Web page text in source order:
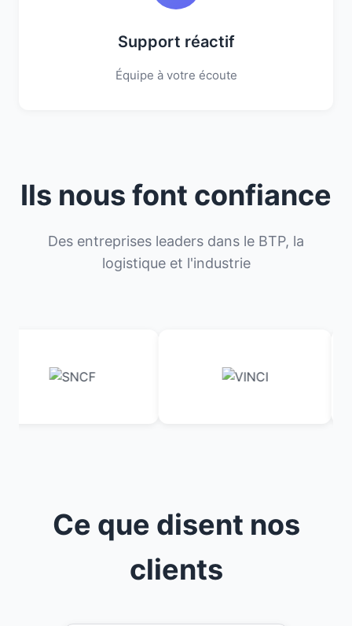
Support réactif
Équipe à votre écoute
Ils nous font confiance
Des entreprises leaders dans le BTP, la
logistique et l'industrie
Ce que disent nos
clients